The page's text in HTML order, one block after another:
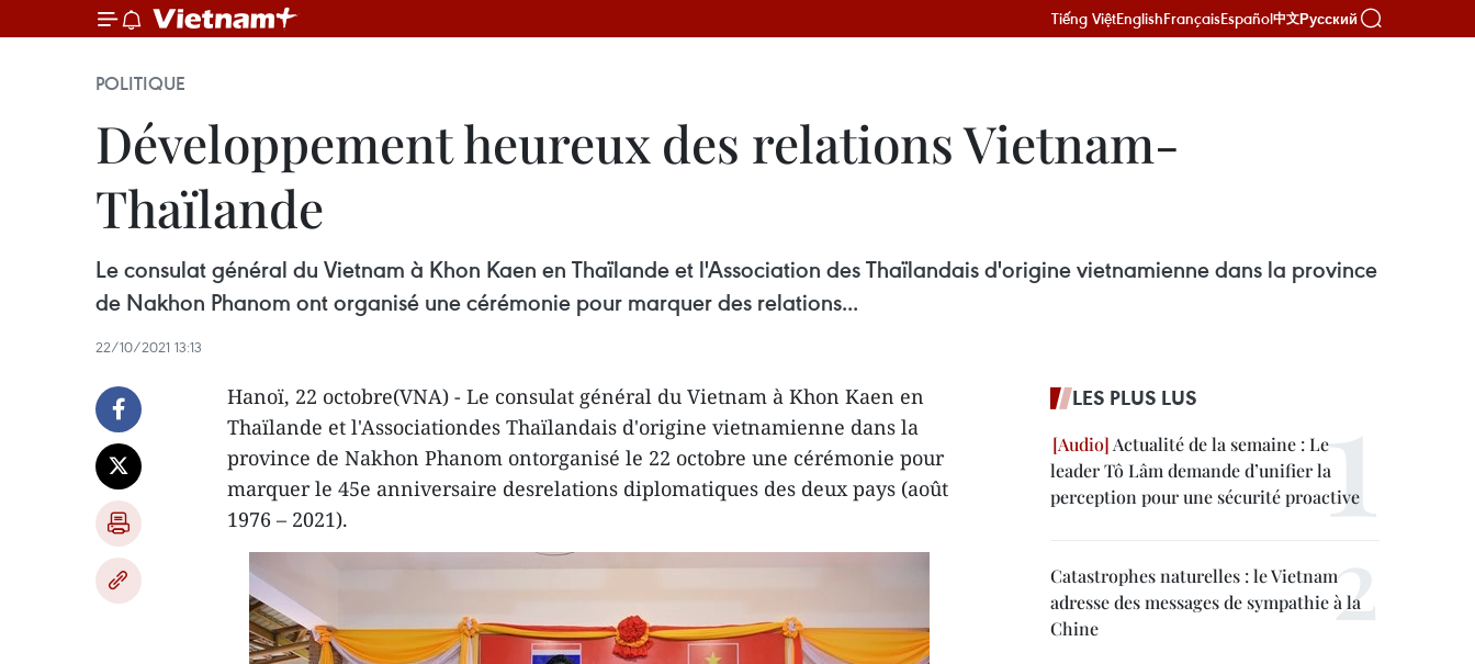
Tiếng ViệtEnglishFrançaisEspañol中文Русский
POLITIQUE
Développement heureux des relations Vietnam-
Thaïlande
Le consulat général du Vietnam à Khon Kaen en Thaïlande et l'Association des Thaïlandais d'origine vietnamienne dans la province
de Nakhon Phanom ont organisé une cérémonie pour marquer des relations...
22/10/2021 13:13
Hanoï, 22 octobre(VNA) - Le consulat général du Vietnam à Khon Kaen en
Thaïlande et l'Associationdes Thaïlandais d'origine vietnamienne dans la
province de Nakhon Phanom ontorganisé le 22 octobre une cérémonie pour
marquer le 45e anniversaire desrelations diplomatiques des deux pays (août
1976 – 2021).
LES PLUS LUS
Actualité de la semaine : Le
leader Tô Lâm demande d’unifier la
perception pour une sécurité proactive
Catastrophes naturelles : le Vietnam
adresse des messages de sympathie à la
Chine